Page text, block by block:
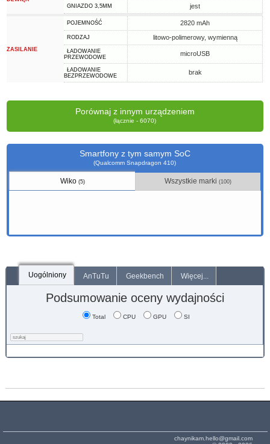
GNIAZDO 3,5MM jest
ZASILANIE
POJEMNOŚĆ 2820 mAh
RODZAJ litowo-polimerowy, wymienną
ŁADOWANIE
PRZEWODOWE
microUSB
ŁADOWANIE
BEZPRZEWODOWE
brak
Porównaj z innym urządzeniem
(łącznie - 6070)
Smartfony z tym samym SoC
(Qualcomm Snapdragon 410)
Wiko (5) Wszystkie marki(100)
Uogólniony AnTuTu Geekbench Więcej...
Podsumowanie oceny wydajności
Total CPU GPU SI
chaynikam.hello@gmail.com